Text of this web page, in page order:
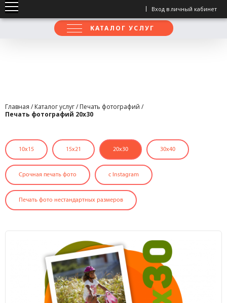
Вход в личный кабинет
КАТАЛОГ УСЛУГ
Главная / Каталог услуг/ Печать фотографий /
Печать фотографий 20х30
10x15 15x21 20х30 30х40
Срочная печать фото с Instagram
Печать фото нестандартных размеров